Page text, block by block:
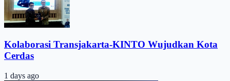
Kolaborasi Transjakarta-KINTO Wujudkan Kota
Cerdas
1 days ago